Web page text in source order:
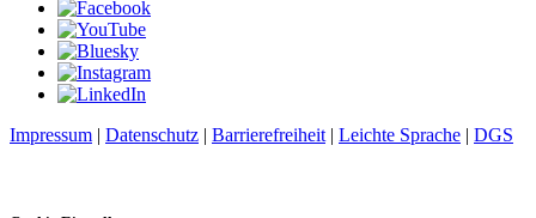
Impressum | Datenschutz | Barrierefreiheit | Leichte Sprache | DGS